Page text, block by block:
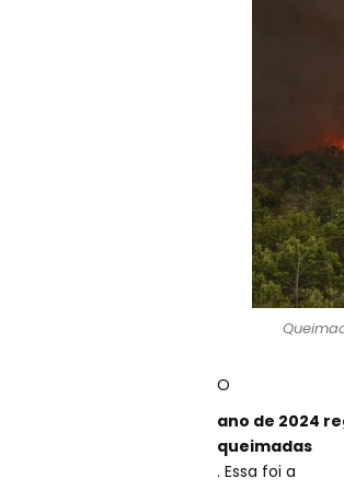
O
ano de 2024
queimadas
. Essa foi a